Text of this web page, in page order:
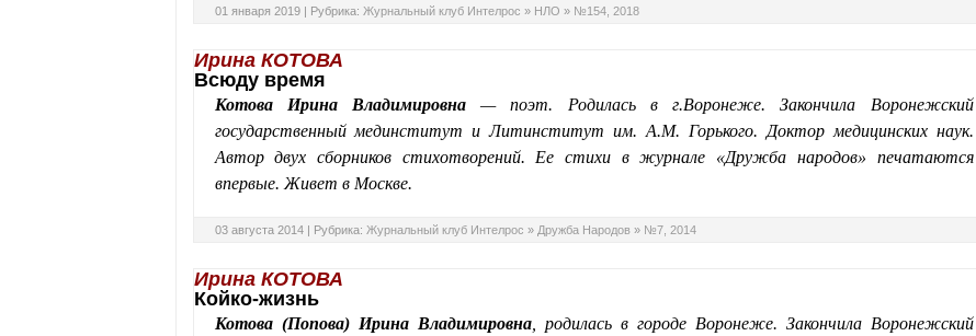
01 января 2019 | Рубрика: Журнальный клуб Интелрос » НЛО » №154, 2018
Ирина КОТОВА
Всюду время
Котова Ирина Владимировна— поэт. Родилась в г.Воронеже. Закончила Воронежский
государственный мединститут и Литинститут им. А.М. Горького. Доктор медицинских наук.
Автор двух сборников стихотворений. Ее стихи в журнале «Дружба народов» печатаются
впервые. Живет в Москве.
03 августа 2014 | Рубрика: Журнальный клуб Интелрос » Дружба Народов» №7, 2014
Ирина КОТОВА
Койко-жизнь
Котова (Попова) Ирина Владимировна, родилась в городе Воронеже. Закончила Воронежский